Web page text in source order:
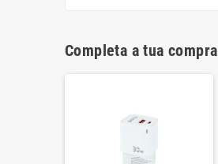
Completa a tua compra